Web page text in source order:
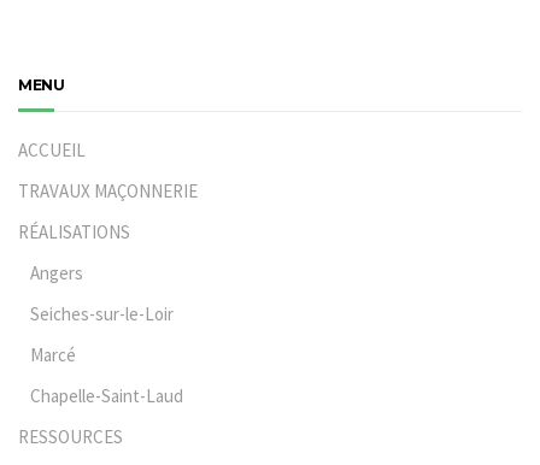
MENU
ACCUEIL
TRAVAUX MAÇONNERIE
RÉALISATIONS
Angers
Seiches-sur-le-Loir
Marcé
Chapelle-Saint-Laud
RESSOURCES